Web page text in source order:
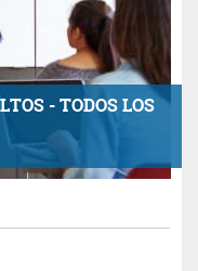
- TODOS LOS